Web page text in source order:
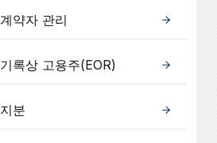
계약자 관리
기록상 고용주(EOR)
지분